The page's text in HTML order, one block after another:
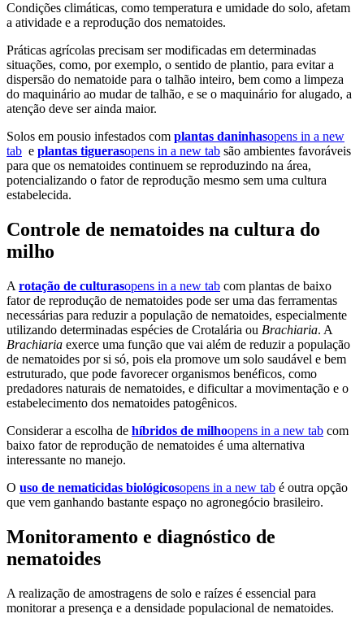
Condições climáticas, como temperatura e umidade do solo, afetam
a atividade e a reprodução dos nematoides.
Práticas agrícolas precisam ser modificadas em determinadas
situações, como, por exemplo, o sentido de plantio, para evitar a
dispersão do nematoide para o talhão inteiro, bem como a limpeza
do maquinário ao mudar de talhão, e se o maquinário for alugado, a
atenção deve ser ainda maior.
Solos em pousio infestados com plantas daninhasopens in a new
tab e plantas tiguerasopens in a new tab são ambientes favoráveis
para que os nematoides continuem se reproduzindo na área,
potencializando o fator de reprodução mesmo sem uma cultura
estabelecida.
Controle de nematoides na cultura do
milho
A rotação de culturasopens in a new tab com plantas de baixo
fator de reprodução de nematoides pode ser uma das ferramentas
necessárias para reduzir a população de nematoides, especialmente
utilizando determinadas espécies de Crotalária ou Brachiaria. A
Brachiaria exerce uma função que vai além de reduzir a população
de nematoides por si só, pois ela promove um solo saudável e bem
estruturado, que pode favorecer organismos benéficos, como
predadores naturais de nematoides, e dificultar a movimentação e o
estabelecimento dos nematoides patogênicos.
Considerar a escolha de híbridos de milhoopens in a new tab com
baixo fator de reprodução de nematoides é uma alternativa
interessante no manejo.
O uso de nematicidas biológicosopens in a new tab é outra opção
que vem ganhando bastante espaço no agronegócio brasileiro.
Monitoramento e diagnóstico de
nematoides
A realização de amostragens de solo e raízes é essencial para
monitorar a presença e a densidade populacional de nematoides.